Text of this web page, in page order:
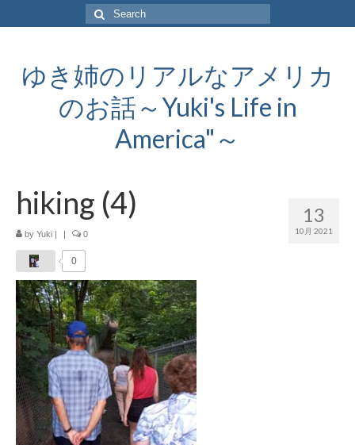
Search
for:
ゆき姉のリアルなアメリカ
のお話～Yuki's Life in
America"～
13
10月 2021
hiking (4)
by Yuki | | 0
0